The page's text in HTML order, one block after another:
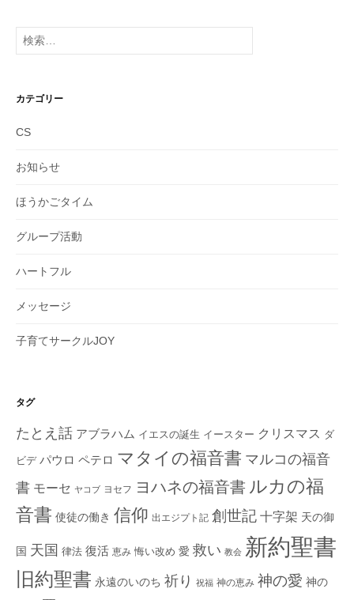
イ
ブ
検
索:
カテゴリー
CS
お知らせ
ほうかごタイム
グループ活動
ハートフル
メッセージ
子育てサークルJOY
タグ
たとえ話 アブラハム イエスの誕生 イースター クリスマス ダ
ビデ パウロ ペテロ マタイの福音書 マルコの福音
書 モーセ ヤコブ ヨセフ ヨハネの福音書 ルカの福
音書 使徒の働き 信仰 出エジプト記 創世記 十字架 天の御
国 天国 律法 復活 恵み 悔い改め 愛 救い 教会 新約聖書
旧約聖書 永遠のいのち 祈り 祝福 神の恵み 神の愛 神の